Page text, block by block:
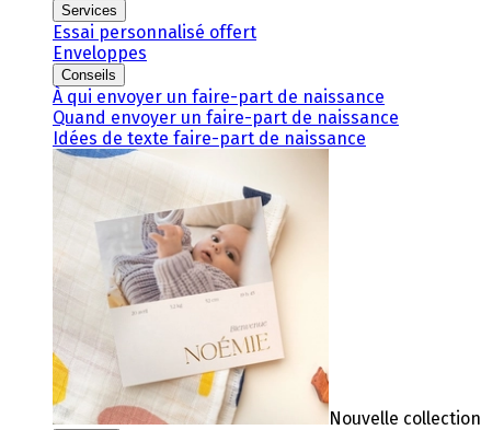
Services
Essai personnalisé offert
Enveloppes
Conseils
À qui envoyer un faire-part de naissance
Quand envoyer un faire-part de naissance
Idées de texte faire-part de naissance
Nouvelle collection